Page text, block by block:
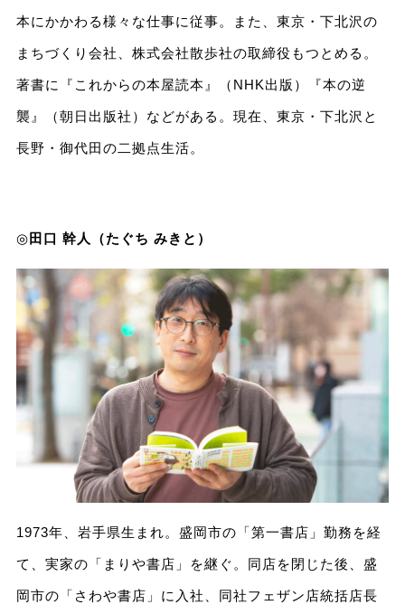
本にかかわる様々な仕事に従事。また、東京・下北沢の
まちづくり会社、株式会社散歩社の取締役もつとめる。
著書に『これからの本屋読本』（NHK出版）『本の逆
襲』（朝日出版社）などがある。現在、東京・下北沢と
長野・御代田の二拠点生活。
◎ 田口 幹人（たぐち みきと）
1973年、岩手県生まれ。盛岡市の「第一書店」勤務を経
て、実家の「まりや書店」を継ぐ。同店を閉じた後、盛
岡市の「さわや書店」に入社、同社フェザン店統括店長